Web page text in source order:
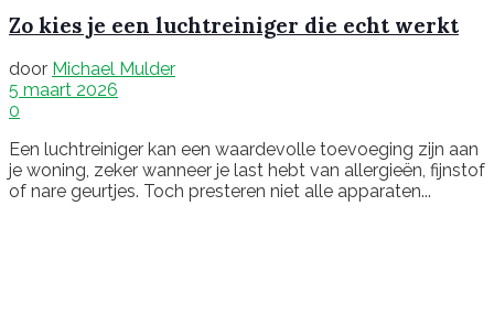
Zo kies je een luchtreiniger die echt werkt
door Michael Mulder
5 maart 2026
0
Een luchtreiniger kan een waardevolle toevoeging zijn aan
je woning, zeker wanneer je last hebt van allergieën, fijnstof
of nare geurtjes. Toch presteren niet alle apparaten...